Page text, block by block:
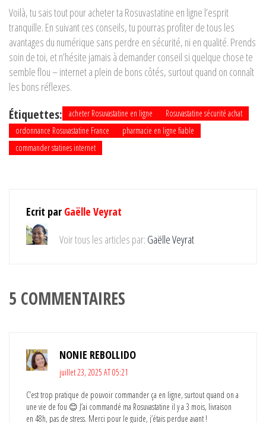
Voilà, tu sais tout pour acheter ta Rosuvastatine en ligne l’esprit
tranquille. En suivant ces conseils, tu pourras profiter de tous les
avantages du numérique sans perdre en sécurité, ni en qualité. Prends
soin de toi, et n’hésite jamais à demander conseil si quelque chose te
semble flou – internet a plein de bons côtés, surtout quand on connaît
les bons réflexes.
Étiquettes: acheter Rosuvastatine en ligne
Rosuvastatine sécurité achat
ordonnance Rosuvastatine France
pharmacie en ligne fiable
commander statines internet
Ecrit par Gaëlle Veyrat
Voir tous les articles par: Gaëlle Veyrat
5 COMMENTAIRES
NONIE REBOLLIDO
juillet 23, 2025 AT 05:21
C’est trop pratique de pouvoir commander ça en ligne, surtout quand on a
une vie de fou 😊 J’ai commandé ma Rosuvastatine il y a 3 mois, livraison
en 48h, pas de stress. Merci pour le guide, j’étais perdue avant !